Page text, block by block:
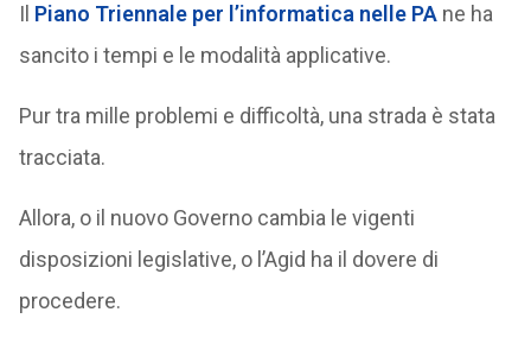
Il Piano Triennale per l’informatica nelle PA ne ha
sancito i tempi e le modalità applicative.
Pur tra mille problemi e difficoltà, una strada è stata
tracciata.
Allora, o il nuovo Governo cambia le vigenti
disposizioni legislative, o l’Agid ha il dovere di
procedere.